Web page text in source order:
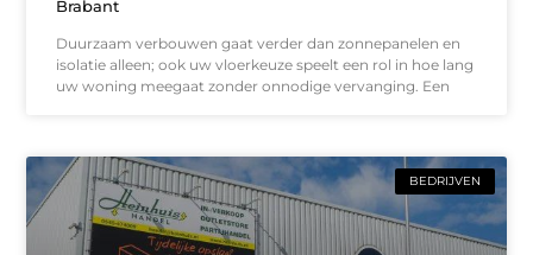
Brabant
Duurzaam verbouwen gaat verder dan zonnepanelen en
isolatie alleen; ook uw vloerkeuze speelt een rol in hoe lang
uw woning meegaat zonder onnodige vervanging. Een
BEDRIJVEN